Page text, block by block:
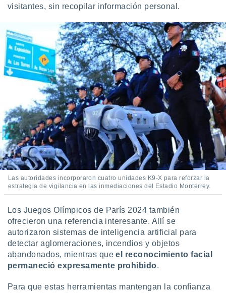
visitantes, sin recopilar información personal.
Las autoridades incorporaron cuatro unidades K9-X para reforzar la
estrategia de vigilancia en las inmediaciones del Estadio Monterrey.
Los Juegos Olímpicos de París 2024 también
ofrecieron una referencia interesante. Allí se
autorizaron sistemas de inteligencia artificial para
detectar aglomeraciones, incendios y objetos
abandonados, mientras queel reconocimiento facial
permaneció expresamente prohibido.
Para que estas herramientas mantengan la confianza